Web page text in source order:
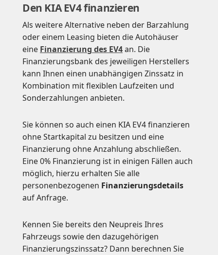
Den KIA EV4 finanzieren
Als weitere Alternative neben der Barzahlung
oder einem Leasing bieten die Autohäuser
eine Finanzierung des EV4an. Die
Finanzierungsbank des jeweiligen Herstellers
kann Ihnen einen unabhängigen Zinssatz in
Kombination mit flexiblen Laufzeiten und
Sonderzahlungen anbieten.
Sie können so auch einen KIA EV4 finanzieren
ohne Startkapital zu besitzen und eine
Finanzierung ohne Anzahlung abschließen.
Eine 0% Finanzierung ist in einigen Fällen auch
möglich, hierzu erhalten Sie alle
personenbezogenen Finanzierungsdetails
auf Anfrage.
Kennen Sie bereits den Neupreis Ihres
Fahrzeugs sowie den dazugehörigen
Finanzierungszinssatz? Dann berechnen Sie